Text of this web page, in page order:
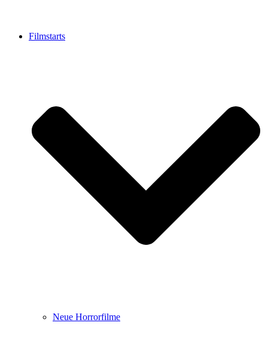
Filmstarts
Neue Horrorfilme